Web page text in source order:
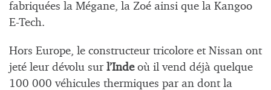
fabriquées la Mégane, la Zoé ainsi que la Kangoo
E-Tech.
Hors Europe, le constructeur tricolore et Nissan ont
jeté leur dévolu sur l’Indeoù il vend déjà quelque
100 000 véhicules thermiques par an dont la